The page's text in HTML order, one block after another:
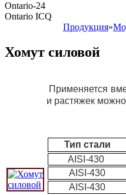
Ontario-24
Ontario ICQ
Продукция»
Хомут силовой
Применяется
и растяжек
Тип стали
AISI-430
AISI-430
AISI-430